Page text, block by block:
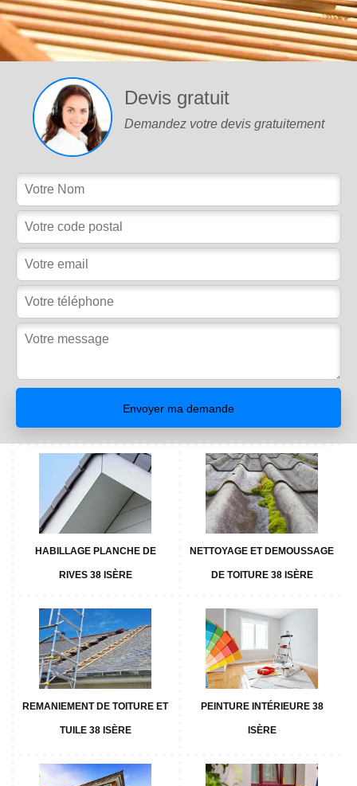
Devis gratuit
Demandez votre devis gratuitement
HABILLAGE PLANCHE DE
RIVES 38 ISÈRE
NETTOYAGE ET DEMOUSSAGE
DE TOITURE 38 ISÈRE
REMANIEMENT DE TOITURE ET
TUILE 38 ISÈRE
PEINTURE INTÉRIEURE 38
ISÈRE